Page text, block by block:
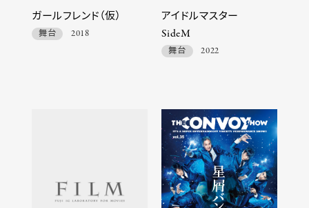
ガールフレンド（仮）
舞台 2018
アイドルマスター
SideM
舞台 2022